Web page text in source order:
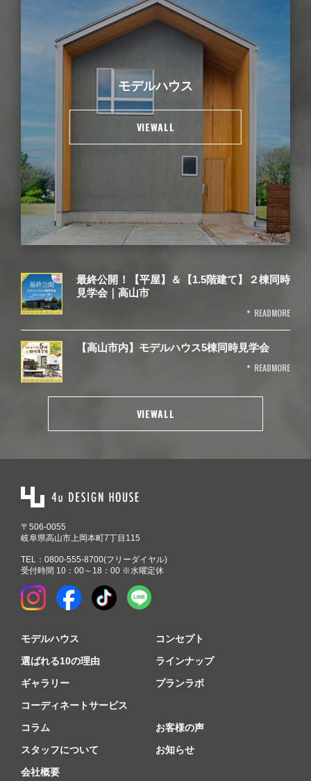
モデルハウス
VIEWALL
最終公開！【平屋】＆【1.5階建て】２棟同時
見学会｜高山市
READMORE
【高山市内】モデルハウス5棟同時見学会
READMORE
VIEWALL
〒506-0055
岐阜県高山市上岡本町7丁目115
TEL： 0800-555-8700(フリーダイヤル)
受付時間 10：00～18：00 ※水曜定休
モデルハウス
コンセプト
選ばれる10の理由
ラインナップ
ギャラリー
プランラボ
コーディネートサービス
コラム
お客様の声
スタッフについて
お知らせ
会社概要